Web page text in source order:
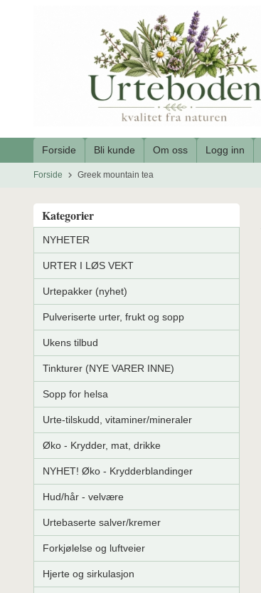
Forside Bli kunde Om oss Logg inn
Forside Greek mountain tea
Kategorier
NYHETER
URTER I LØS VEKT
Urtepakker (nyhet)
Pulveriserte urter, frukt og sopp
Ukens tilbud
Tinkturer (NYE VARER INNE)
Sopp for helsa
Urte-tilskudd, vitaminer/mineraler
Øko - Krydder, mat, drikke
NYHET! Øko - Krydderblandinger
Hud/hår - velvære
Urtebaserte salver/kremer
Forkjølelse og luftveier
Hjerte og sirkulasjon